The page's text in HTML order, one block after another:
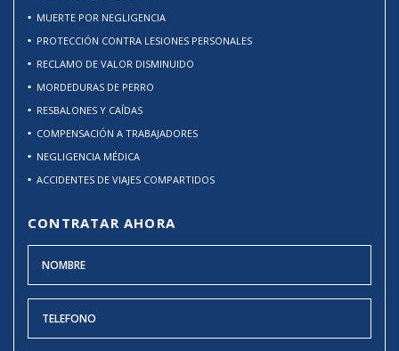
MUERTE POR NEGLIGENCIA
PROTECCIÓN CONTRA LESIONES PERSONALES
RECLAMO DE VALOR DISMINUIDO
MORDEDURAS DE PERRO
RESBALONES Y CAÍDAS
COMPENSACIÓN A TRABAJADORES
NEGLIGENCIA MÉDICA
ACCIDENTES DE VIAJES COMPARTIDOS
CONTRATAR AHORA